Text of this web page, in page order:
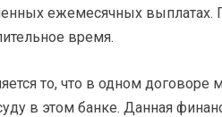
ежемесячных выплатах.
время.
то, что в одном договоре
в этом банке. Данная